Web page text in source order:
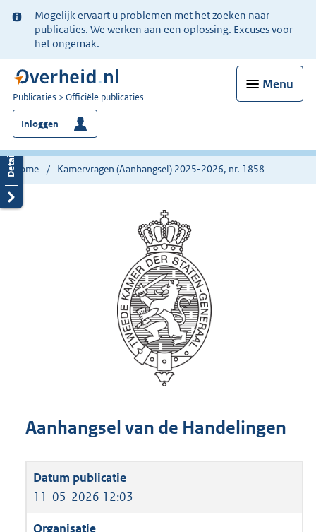
Ter
informatie:
Mogelijk ervaart u problemen met het zoeken naar
publicaties. We werken aan een oplossing. Excuses voor
het ongemak.
Menu
U
bent
nu
hier:
Publicaties Officiële publicaties
Inloggen
Home Kamervragen (Aanhangsel) 2025-2026, nr. 1858
Aanhangsel van de Handelingen
11-05-2026 12:03